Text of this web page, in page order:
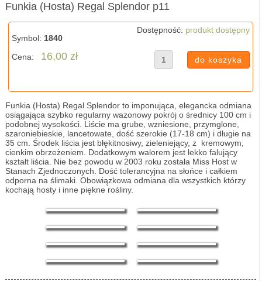
Funkia (Hosta) Regal Splendor p11
Symbol: 1840
Cena:
16,00 zł
Dostępność: produkt dostępny
Funkia (Hosta) Regal Splendor to imponująca, elegancka odmiana
osiągająca szybko regularny wazonowy pokrój o średnicy 100 cm i
podobnej wysokości. Liście ma grube, wzniesione, przymglone,
szaroniebieskie, lancetowate, dość szerokie (17-18 cm) i długie na
35 cm. Środek liścia jest błękitnosiwy, zieleniejący, z kremowym,
cienkim obrzeżeniem. Dodatkowym walorem jest lekko falujący
kształt liścia. Nie bez powodu w 2003 roku została Miss Host w
Stanach Zjednoczonych. Dość tolerancyjna na słońce i całkiem
odporna na ślimaki. Obowiązkowa odmiana dla wszystkich którzy
kochają hosty i inne piękne rośliny.